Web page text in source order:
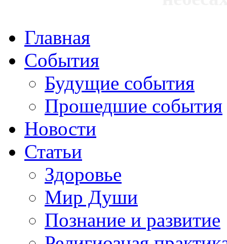
Главная
События
Будущие события
Прошедшие события
Новости
Статьи
Здоровье
Мир Души
Познание и развитие